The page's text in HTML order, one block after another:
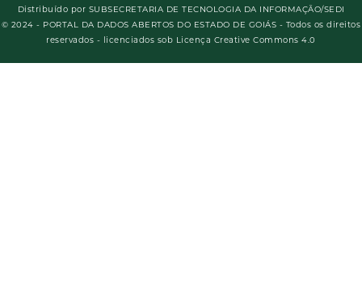
Distribuído por SUBSECRETARIA DE TECNOLOGIA DA INFORMAÇÃO/SEDI
© 2024 - PORTAL DA DADOS ABERTOS DO ESTADO DE GOIÁS - Todos os direitos
reservados - licenciados sob Licença Creative Commons 4.0